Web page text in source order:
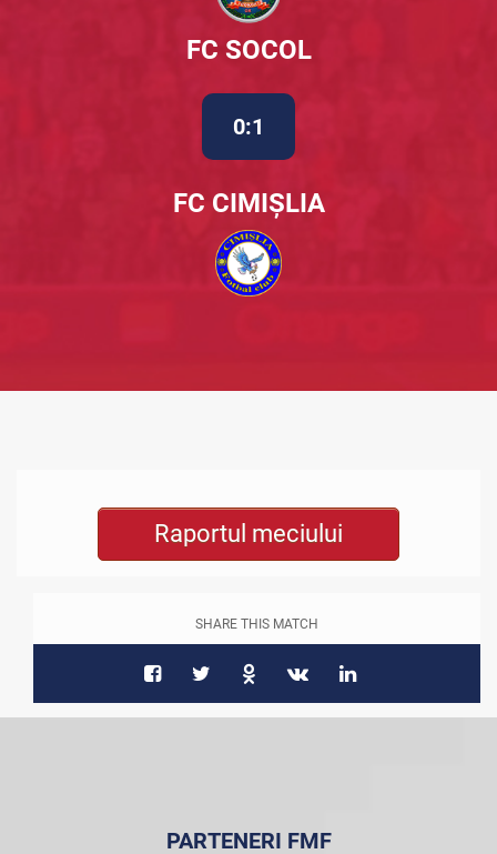
FC SOCOL
0:1
FC CIMIȘLIA
Raportul meciului
SHARE THIS MATCH
PARTENERI FMF